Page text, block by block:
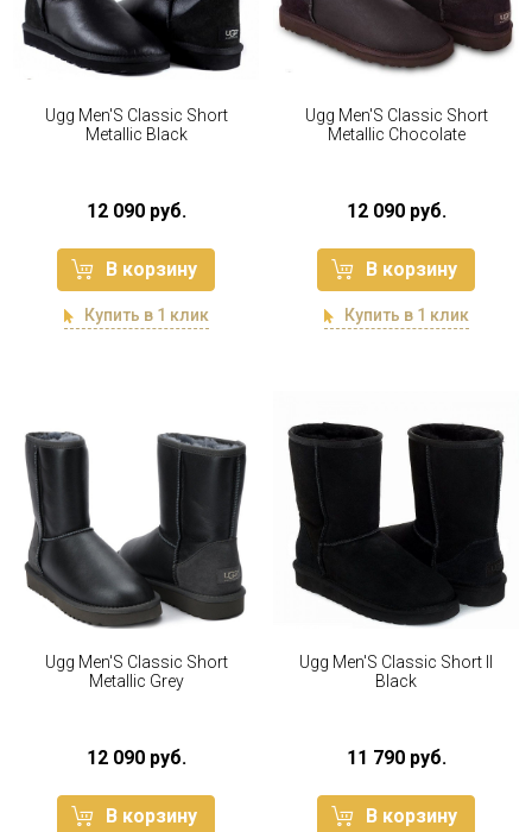
Ugg Men'S Classic Short
Metallic Black
12 090 руб.
В корзину
Купить в 1 клик
Ugg Men'S Classic Short
Metallic Chocolate
12 090 руб.
В корзину
Купить в 1 клик
Ugg Men'S Classic Short
Metallic Grey
12 090 руб.
В корзину
Ugg Men'S Classic Short II
Black
11 790 руб.
В корзину